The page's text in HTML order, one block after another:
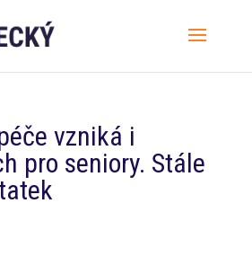
vzniká i
pro seniory. Stále